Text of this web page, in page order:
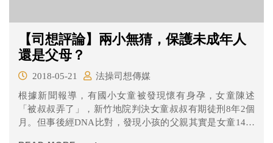
【司想評論】兩小無猜，保護未成年人
還是父母？
2018-05-21
法操司想傳媒
根據新聞報導，有國小女童被發現懷有身孕，女童陳述
「被叔叔弄了」，新竹地院判決女童叔叔有期徒刑8年2個
月。但事後經DNA比對，發現小孩的父親其實是女童14歲